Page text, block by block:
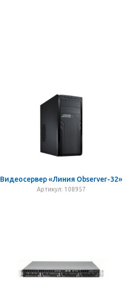
Видеосервер «Линия Observer-32»
Артикул: 108957